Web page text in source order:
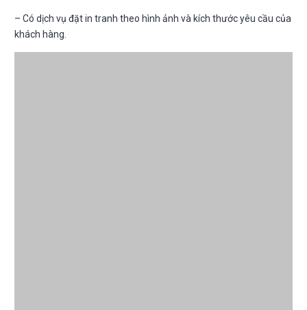
– Có dịch vụ đặt in tranh theo hình ảnh và kích thước yêu cầu của
khách hàng.